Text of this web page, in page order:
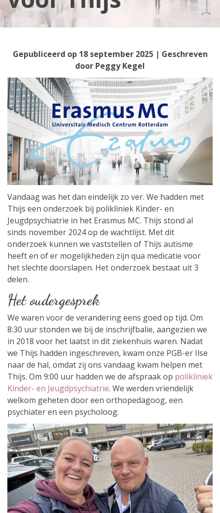
Gepubliceerd op 18 september 2025| Geschreven
door Peggy Kegel
Vandaag was het dan eindelijk zo ver. We hadden met
Thijs een onderzoek bij polikliniek Kinder- en
Jeugdpsychiatrie in het Erasmus MC. Thijs stond al
sinds november 2024 op de wachtlijst. Met dit
onderzoek kunnen we vaststellen of Thijs autisme
heeft en of er mogelijkheden zijn qua medicatie voor
het slechte doorslapen. Het onderzoek bestaat uit 3
delen.
Het oudergesprek
We waren voor de verandering eens goed op tijd. Om
8:30 uur stonden we bij de inschrijfbalie, aangezien we
in 2018 voor het laatst in dit ziekenhuis waren. Nadat
we Thijs hadden ingeschreven, kwam onze PGB-er Ilse
naar de hal, omdat zij ons vandaag kwam helpen met
Thijs. Om 9:00 uur hadden we de afspraak op polikliniek
Kinder- en Jeugdpsychiatrie. We werden vriendelijk
welkom geheten door een orthopedagoog, een
psychiater en een psycholoog.